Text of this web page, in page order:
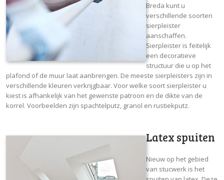
Breda kunt u
verschillende soorten
sierpleister
aanschaffen.
Sierpleister is feitelijk
een decoratieve
structuur die u op het
plafond of de muur laat aanbrengen. De meeste sierpleisters zijn in
verschillende kleuren verkrijgbaar. Voor welke soort sierpleister u
kiest is afhankelijk van het gewenste patroon en de dikte van de
korrel. Voorbeelden zijn spachtelputz, granol en rustiekputz.
Latex spuiten
Nieuw op het gebied
van stucwerk is het